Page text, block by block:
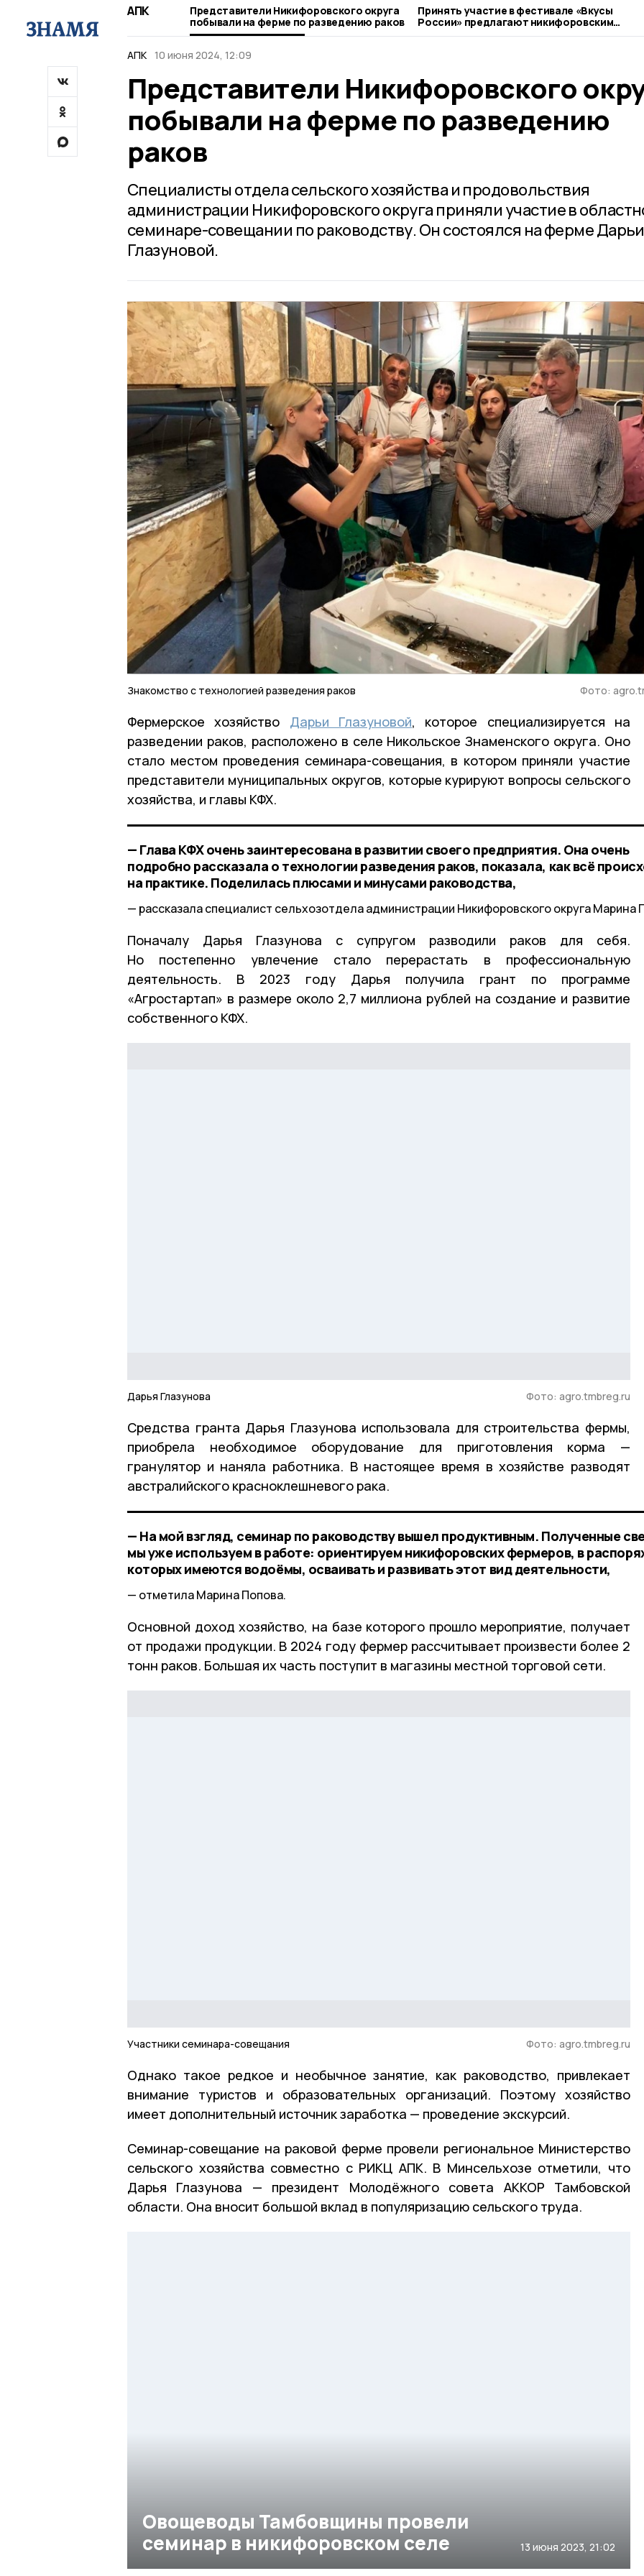
АПК
Представители Никифоровского округа
побывали на ферме по разведению раков
Принять участие в фестивале «Вкусы
России» предлагают никифоровским
фермерам
АПК 10 июня 2024, 12:09
Представители Никифоровского
побывали на ферме по разведению
раков
Специалисты отдела сельского хозяйства и продовольствия
администрации Никифоровского округа приняли участие в
семинаре-совещании по раководству. Он состоялся на ферме Дарьи
Глазуновой.
Знакомство с технологией разведения раков Фото:
Фермерское хозяйство Дарьи Глазуновой, которое специализируется на
разведении раков, расположено в селе Никольское Знаменского округа. Оно
стало местом проведения семинара-совещания, в котором приняли участие
представители муниципальных округов, которые курируют вопросы сельского
хозяйства, и главы КФХ.
— Глава КФХ очень заинтересована в развитии своего предприятия. Она очень
подробно рассказала о технологии разведения раков, показала, как всё
на практике. Поделилась плюсами и минусами раководства,
рассказала специалист сельхозотдела администрации Никифоровского округа Марина
Поначалу Дарья Глазунова с супругом разводили раков для себя.
Но постепенно увлечение стало перерастать в профессиональную
деятельность. В 2023 году Дарья получила грант по программе
«Агростартап» в размере около 2,7 миллиона рублей на создание и развитие
собственного КФХ.
Дарья Глазунова Фото: agro.tmbreg.ru
Средства гранта Дарья Глазунова использовала для строительства фермы,
приобрела необходимое оборудование для приготовления корма —
гранулятор и наняла работника. В настоящее время в хозяйстве разводят
австралийского красноклешневого рака.
— На мой взгляд, семинар по раководству вышел продуктивным. Полученные
мы уже используем в работе: ориентируем никифоровских фермеров, в
которых имеются водоёмы, осваивать и развивать этот вид деятельности,
отметила Марина Попова.
Основной доход хозяйство, на базе которого прошло мероприятие, получает
от продажи продукции. В 2024 году фермер рассчитывает произвести более 2
тонн раков. Большая их часть поступит в магазины местной торговой сети.
Участники семинара-совещания Фото: agro.tmbreg.ru
Однако такое редкое и необычное занятие, как раководство, привлекает
внимание туристов и образовательных организаций. Поэтому хозяйство
имеет дополнительный источник заработка — проведение экскурсий.
Семинар-совещание на раковой ферме провели региональное Министерство
сельского хозяйства совместно с РИКЦ АПК. В Минсельхозе отметили, что
Дарья Глазунова — президент Молодёжного совета АККОР Тамбовской
области. Она вносит большой вклад в популяризацию сельского труда.
Овощеводы Тамбовщины провели
семинар в никифоровском селе
13 июня 2023, 21:02